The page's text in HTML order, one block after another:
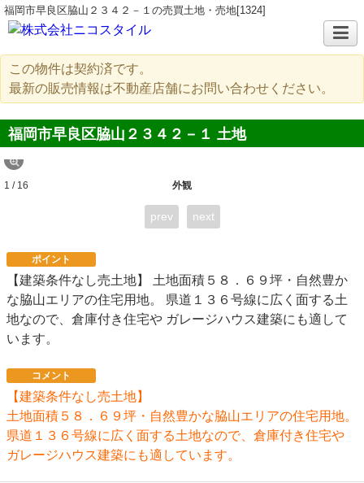
福岡市早良区脇山２３４２－１の売買土地・売地[1324]
この物件は契約済です。
最新の販売情報は不動産店舗にお問い合わせください。
福岡市早良区脇山２３４２－１ 土地
外観
1 / 16
prev next
ポイント
【建築条件なし売土地】 土地面積５８．６９坪・自然豊か
な脇山エリアの住宅用地。 県道１３６号線に広く面する土
地なので、倉庫付き住宅や ガレージハウス建築にも適して
います。
コメント
【建築条件なし売土地】
土地面積５８．６９坪・自然豊かな脇山エリアの住宅用地。
県道１３６号線に広く面する土地なので、倉庫付き住宅や
ガレージハウス建築にも適しています。